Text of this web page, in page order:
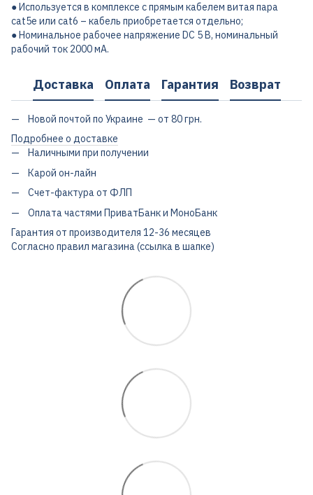
● Используется в комплексе с прямым кабелем витая пара
cat5e или cat6 – кабель приобретается отдельно;
● Номинальное рабочее напряжение DC 5 В, номинальный
рабочий ток 2000 мА.
Доставка Оплата Гарантия Возврат
Новой почтой по Украине — от 80 грн.
Подробнее о доставке
Наличными при получении
Карой он-лайн
Счет-фактура от ФЛП
Оплата частями ПриватБанк и МоноБанк
Гарантия от производителя 12-36 месяцев
Согласно правил магазина (ссылка в шапке)